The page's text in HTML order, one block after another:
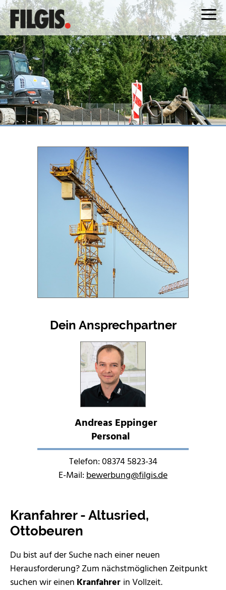
Dein Ansprechpartner
Andreas Eppinger
Personal
Telefon: 08374 5823-34
E-Mail:bewerbung@filgis.de
Kranfahrer - Altusried,
Ottobeuren
Du bist auf der Suche nach einer neuen
Herausforderung? Zum nächstmöglichen Zeitpunkt
suchen wir einen Kranfahrer in Vollzeit.